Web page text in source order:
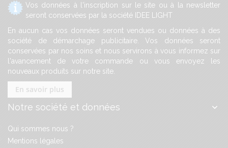
Vos données à l'inscription sur le site ou à la newsletter
seront conservées par la société IDEE LIGHT
En aucun cas vos données seront vendues ou données à des
société de démarchage publicitaire. Vos données seront
conservées par nos soins et nous servirons à vous informez sur
l'avancement de votre commande ou vous envoyez les
nouveaux produits sur notre site.
En savoir plus
Notre société et données
Qui sommes nous ?
Mentions légales